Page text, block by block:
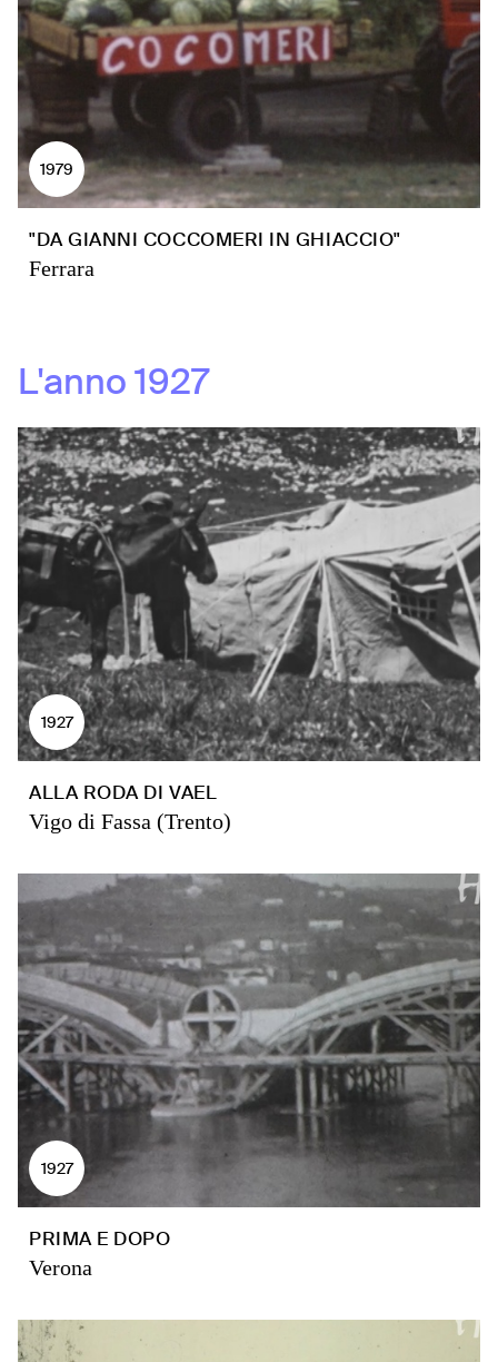
1979
"DA GIANNI COCCOMERI IN GHIACCIO"
Ferrara
L'anno1927
1927
ALLA RODA DI VAEL
Vigo di Fassa (Trento)
1927
PRIMA E DOPO
Verona